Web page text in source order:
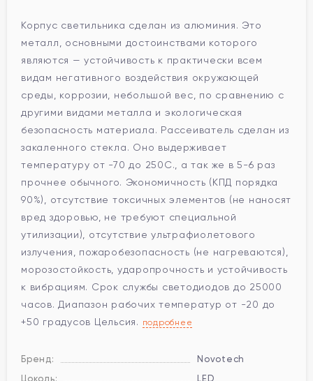
Корпус светильника сделан из алюминия. Это
металл, основными достоинствами которого
являются — устойчивость к практически всем
видам негативного воздействия окружающей
среды, коррозии, небольшой вес, по сравнению с
другими видами металла и экологическая
безопасность материала. Рассеиватель сделан из
закаленного стекла. Оно выдерживает
температуру от -70 до 250С., а так же в 5-6 раз
прочнее обычного. Экономичность (КПД порядка
90%), отсутствие токсичных элементов (не наносят
вред здоровью, не требуют специальной
утилизации), отсутствие ультрафиолетового
излучения, пожаробезопасность (не нагреваются),
морозостойкость, ударопрочность и устойчивость
к вибрациям. Срок службы светодиодов до 25000
часов. Диапазон рабочих температур от -20 до
+50 градусов Цельсия. подробнее
Бренд:
Novotech
Цоколь:
LED